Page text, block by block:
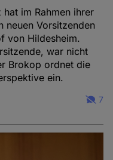
im Rahmen ihrer
neuen Vorsitzenden
von Hildesheim.
war nicht
Brokop ordnet die
ein.
7